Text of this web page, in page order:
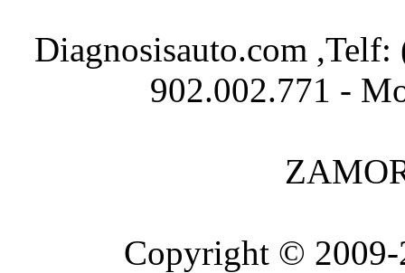
Diagnosisauto.com
902.002.771 -
Copyright ©